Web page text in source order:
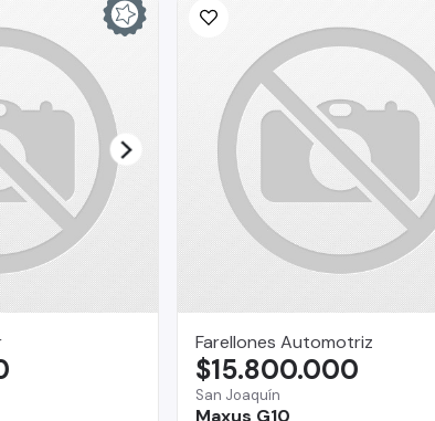
Farellones Automotriz
San Joaquín
Maxus G10
$15.800.000